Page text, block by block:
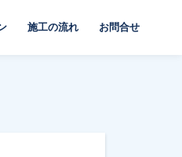
施工の流れ お問合せ